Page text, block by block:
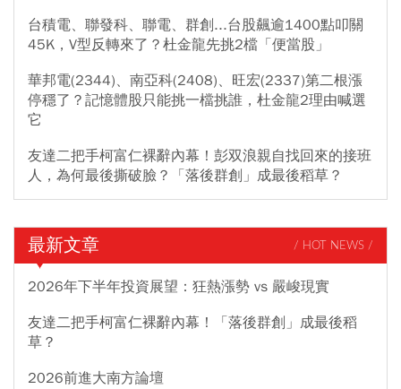
台積電、聯發科、聯電、群創...台股飆逾1400點叩關
45K，V型反轉來了？杜金龍先挑2檔「便當股」
華邦電(2344)、南亞科(2408)、旺宏(2337)第二根漲
停穩了？記憶體股只能挑一檔挑誰，杜金龍2理由喊選
它
友達二把手柯富仁裸辭內幕！彭双浪親自找回來的接班
人，為何最後撕破臉？「落後群創」成最後稻草？
最新文章 / HOT NEWS /
2026年下半年投資展望：狂熱漲勢 vs 嚴峻現實
友達二把手柯富仁裸辭內幕！「落後群創」成最後稻
草？
2026前進大南方論壇